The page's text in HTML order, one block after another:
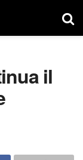
il